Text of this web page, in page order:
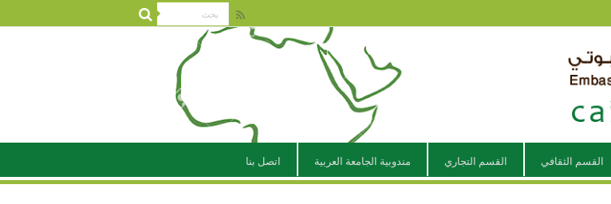
القسم الثقافي القسم التجاري مندوبية الجامعة العربية اتصل بنا